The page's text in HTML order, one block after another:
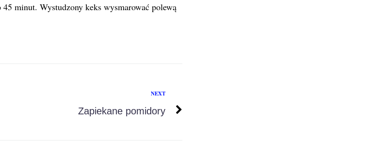
minut. Wystudzony keks wysmarować polewą
NEXT
Zapiekane pomidory